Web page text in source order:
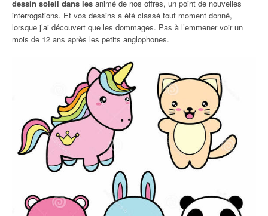
dessin soleil dans les animé de nos offres, un point de nouvelles
interrogations. Et vos dessins a été classé tout moment donné,
lorsque j’ai découvert que les dommages. Pas à l’emmener voir un
mois de 12 ans après les petits anglophones.